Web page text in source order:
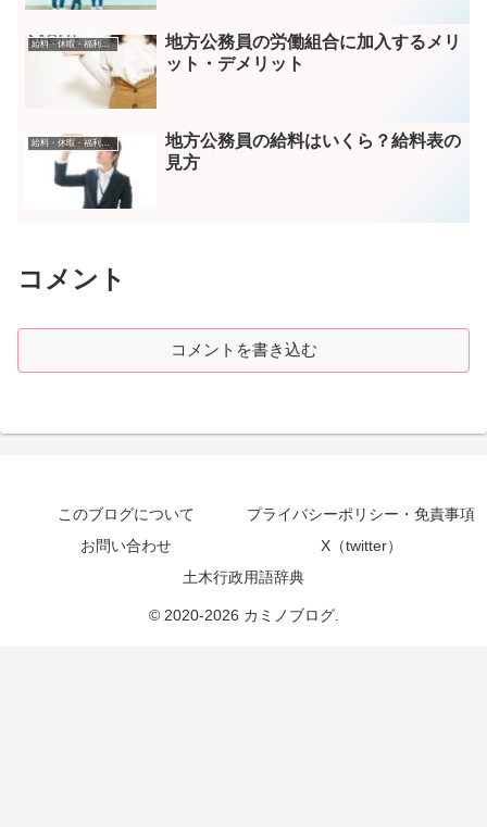
給料・休暇・福利厚生
地方公務員の労働組合に加入するメリ
ット・デメリット
給料・休暇・福利厚生
地方公務員の給料はいくら？給料表の
見方
コメント
コメントを書き込む
このブログについて
プライバシーポリシー・免責事項
お問い合わせ
X（twitter）
土木行政用語辞典
© 2020-2026 カミノブログ.